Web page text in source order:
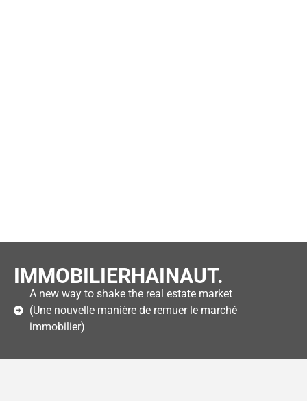
IMMOBILIERHAINAUT.
A new way to shake the real estate market
(Une nouvelle manière de remuer le marché
immobilier)